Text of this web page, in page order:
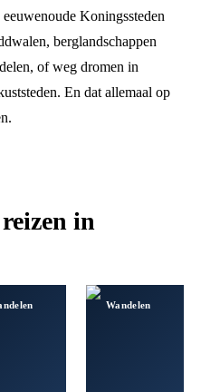
Koningssteden
berglandschappen
of weg dromen in
En dat allemaal op
in
Wandelen